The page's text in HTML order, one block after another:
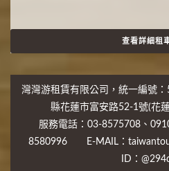
查看詳細租
灣灣游租賃有限公司，統一編號
縣花蓮市富安路52-1號(花
服務電話：03-8575708、
8580996 E-MAIL：
ID：